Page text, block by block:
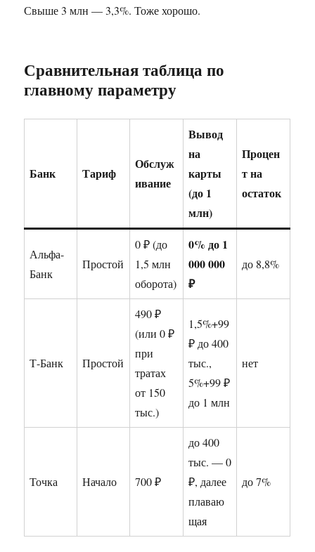
Свыше 3 млн — 3,3%. Тоже хорошо.
Сравнительная таблица по
главному параметру
Банк Тариф
Обслуж
ивание
Вывод
на
карты
(до 1
млн)
Процен
т на
остаток
Альфа-
Банк
Простой
0 ₽ (до
1,5 млн
оборота)
0% до 1
000 000
₽
до 8,8%
Т-Банк Простой
490 ₽
(или 0 ₽
при
тратах
от 150
тыс.)
1,5%+99
₽ до 400
тыс.,
5%+99 ₽
до 1 млн
нет
Точка Начало 700 ₽
до 400
тыс. — 0
₽, далее
плаваю
щая
до 7%